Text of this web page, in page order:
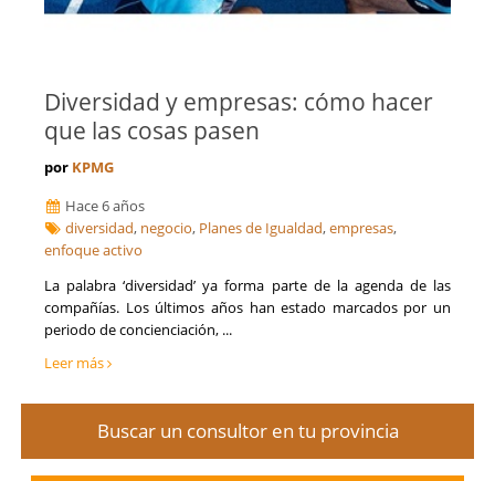
Diversidad y empresas: cómo hacer
que las cosas pasen
por KPMG
Hace 6 años
diversidad, negocio, Planes de Igualdad,empresas,
enfoque activo
La palabra ‘diversidad’ ya forma parte de la agenda de las
compañías. Los últimos años han estado marcados por un
periodo de concienciación, ...
Leer más
Buscar un consultor en tu provincia